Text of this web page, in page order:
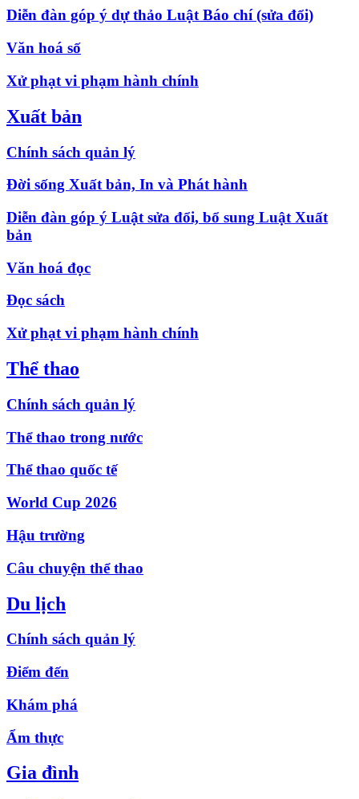
Diễn đàn góp ý dự thảo Luật Báo chí (sửa đổi)
Văn hoá số
Xử phạt vi phạm hành chính
Xuất bản
Chính sách quản lý
Đời sống Xuất bản, In và Phát hành
Diễn đàn góp ý Luật sửa đổi, bổ sung Luật Xuất
bản
Văn hoá đọc
Đọc sách
Xử phạt vi phạm hành chính
Thể thao
Chính sách quản lý
Thể thao trong nước
Thể thao quốc tế
World Cup 2026
Hậu trường
Câu chuyện thể thao
Du lịch
Chính sách quản lý
Điểm đến
Khám phá
Ẩm thực
Gia đình